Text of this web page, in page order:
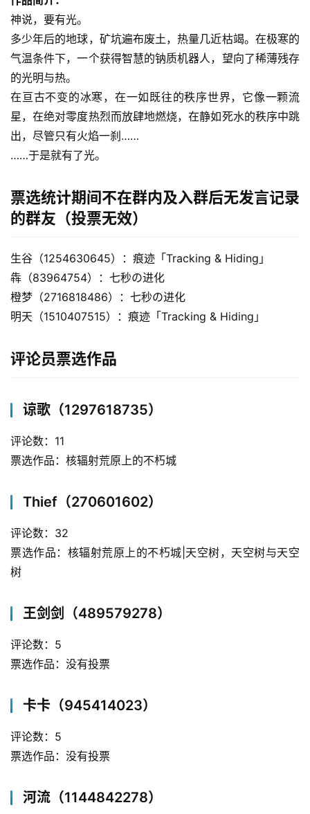
神说，要有光。
多少年后的地球，矿坑遍布废土，热量几近枯竭。在极寒的
气温条件下，一个获得智慧的钠质机器人，望向了稀薄残存
的光明与热。
在亘古不变的冰寒，在一如既往的秩序世界，它像一颗流
星，在绝对零度热烈而放肆地燃烧，在静如死水的秩序中跳
出，尽管只有火焰一刹……
……于是就有了光。
票选统计期间不在群内及入群后无发言记录
的群友（投票无效）
生谷（1254630645）：痕迹「Tracking & Hiding」
犇（83964754）：七秒の进化
橙梦（2716818486）：七秒の进化
明天（1510407515）：痕迹「Tracking & Hiding」
评论员票选作品
谅歌（1297618735）
评论数：11
票选作品：核辐射荒原上的不朽城
Thief（270601602）
评论数：32
票选作品：核辐射荒原上的不朽城|天空树，天空树与天空
树
王剑剑（489579278）
评论数：5
票选作品：没有投票
卡卡（945414023）
评论数：5
票选作品：没有投票
河流（1144842278）